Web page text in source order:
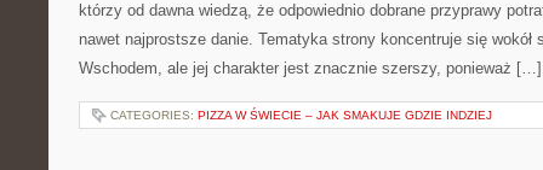
którzy od dawna wiedzą, że odpowiednio dobrane przyprawy
nawet najprostsze danie. Tematyka strony koncentruje się wokół
Wschodem, ale jej charakter jest znacznie szerszy, ponieważ […]
CATEGORIES: PIZZA W ŚWIECIE – JAK SMAKUJE GDZIE INDZIEJ